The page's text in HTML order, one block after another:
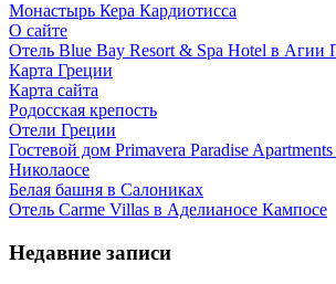
Монастырь Кера Кардиотисса
О сайте
Отель Blue Bay Resort & Spa Hotel в Агии
Карта Греции
Карта сайта
Родосская крепость
Отели Греции
Гостевой дом Primavera Paradise
Николаосе
Белая башня в Салониках
Отель Carme Villas в Аделианосе Кампосе
Недавние записи